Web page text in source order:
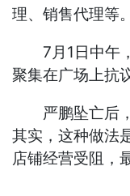
理、销售代理等。
7月1日中午，
聚集在广场上抗
严鹏坠亡后，
其实，这种做法
店铺经营受阻，